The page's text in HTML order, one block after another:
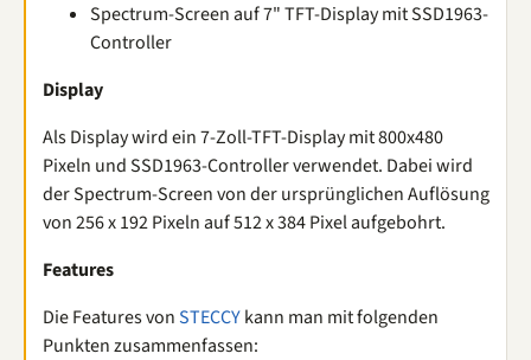
Spectrum-Screen auf 7" TFT-Display mit SSD1963-
Controller
Display
Als Display wird ein 7-Zoll-TFT-Display mit 800x480
Pixeln und SSD1963-Controller verwendet. Dabei wird
der Spectrum-Screen von der ursprünglichen Auflösung
von 256 x 192 Pixeln auf 512 x 384 Pixel aufgebohrt.
Features
Die Features vonSTECCYkann man mit folgenden
Punkten zusammenfassen: